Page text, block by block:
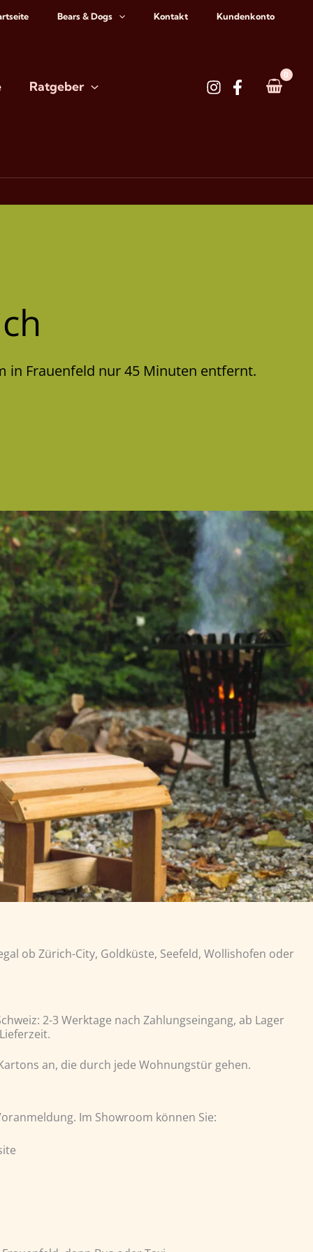
Bears & Dogs Kontakt Kundenkonto
Ratgeber
in Frauenfeld nur 45 Minuten entfernt.
ob Zürich-City, Goldküste, Seefeld, Wollishofen oder
2-3 Werktage nach Zahlungseingang, ab Lager
an, die durch jede Wohnungstür gehen.
Im Showroom können Sie: